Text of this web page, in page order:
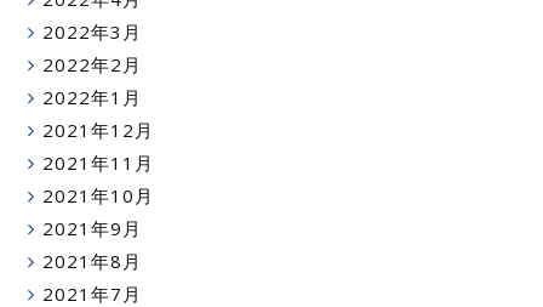
2022年3月
2022年2月
2022年1月
2021年12月
2021年11月
2021年10月
2021年9月
2021年8月
2021年7月